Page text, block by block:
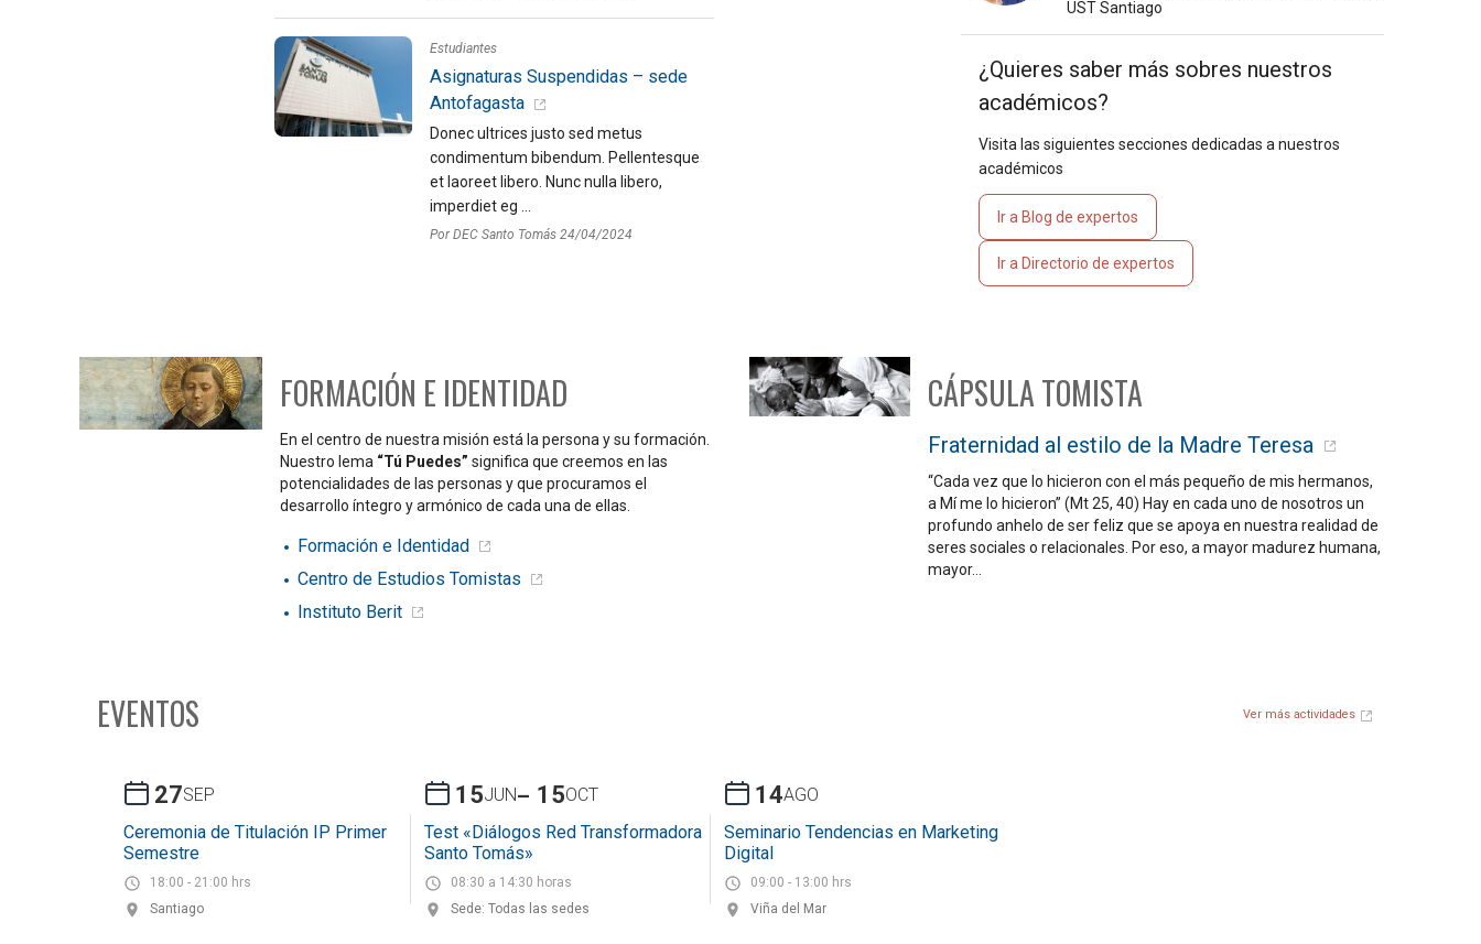
Estudiantes
Asignaturas Suspendidas – sede
Antofagasta
Donec ultrices justo sed metus
condimentum bibendum. Pellentesque
et laoreet libero. Nunc nulla libero,
imperdiet eg ...
Por DEC Santo Tomás 24/04/2024
UST Santiago
¿Quieres saber más sobres nuestros
académicos?
Visita las siguientes secciones dedicadas a nuestros
académicos
Ir a Blog de expertos
Ir a Directorio de expertos
FORMACIÓN E IDENTIDAD
En el centro de nuestra misión está la persona y su formación.
Nuestro lema “Tú Puedes” significa que creemos en las
potencialidades de las personas y que procuramos el
desarrollo íntegro y armónico de cada una de ellas.
Formación e Identidad
Centro de Estudios Tomistas
Instituto Berit
CÁPSULA TOMISTA
Fraternidad al estilo de la Madre Teresa
“Cada vez que lo hicieron con el más pequeño de mis hermanos,
a Mí me lo hicieron” (Mt 25, 40) Hay en cada uno de nosotros un
profundo anhelo de ser feliz que se apoya en nuestra realidad de
seres sociales o relacionales. Por eso, a mayor madurez humana,
mayor…
EVENTOS Ver más actividades
27SEP
Ceremonia de Titulación IP Primer
Semestre
18:00 - 21:00 hrs
Santiago
15JUN- 15OCT
Test «Diálogos Red Transformadora
Santo Tomás»
08:30 a 14:30 horas
Sede: Todas las sedes
14AGO
Seminario Tendencias en Marketing
Digital
09:00 - 13:00 hrs
Viña del Mar